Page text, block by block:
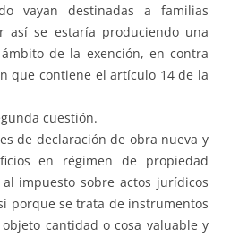
vayan destinadas a familias
así se estaría produciendo una
de la exención, en contra
que contiene el artículo 14 de la
cuestión.
de declaración de obra nueva y
en régimen de propiedad
impuesto sobre actos jurídicos
porque se trata de instrumentos
cantidad o cosa valuable y